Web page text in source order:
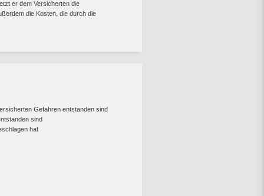
er dem Versicherten die
die Kosten, die durch die
Gefahren entstanden sind
sind
hat